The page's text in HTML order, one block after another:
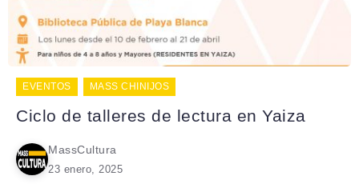
EVENTOS MASS CHINIJOS
Ciclo de talleres de lectura en Yaiza
MassCultura
23 enero, 2025